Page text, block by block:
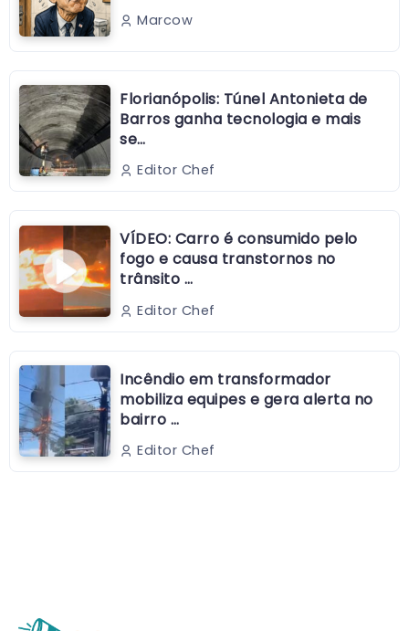
Marcow
Florianópolis: Túnel Antonieta de
Barros ganha tecnologia e mais
se…
Editor Chef
VÍDEO: Carro é consumido pelo
fogo e causa transtornos no
trânsito …
Editor Chef
Incêndio em transformador
mobiliza equipes e gera alerta no
bairro …
Editor Chef